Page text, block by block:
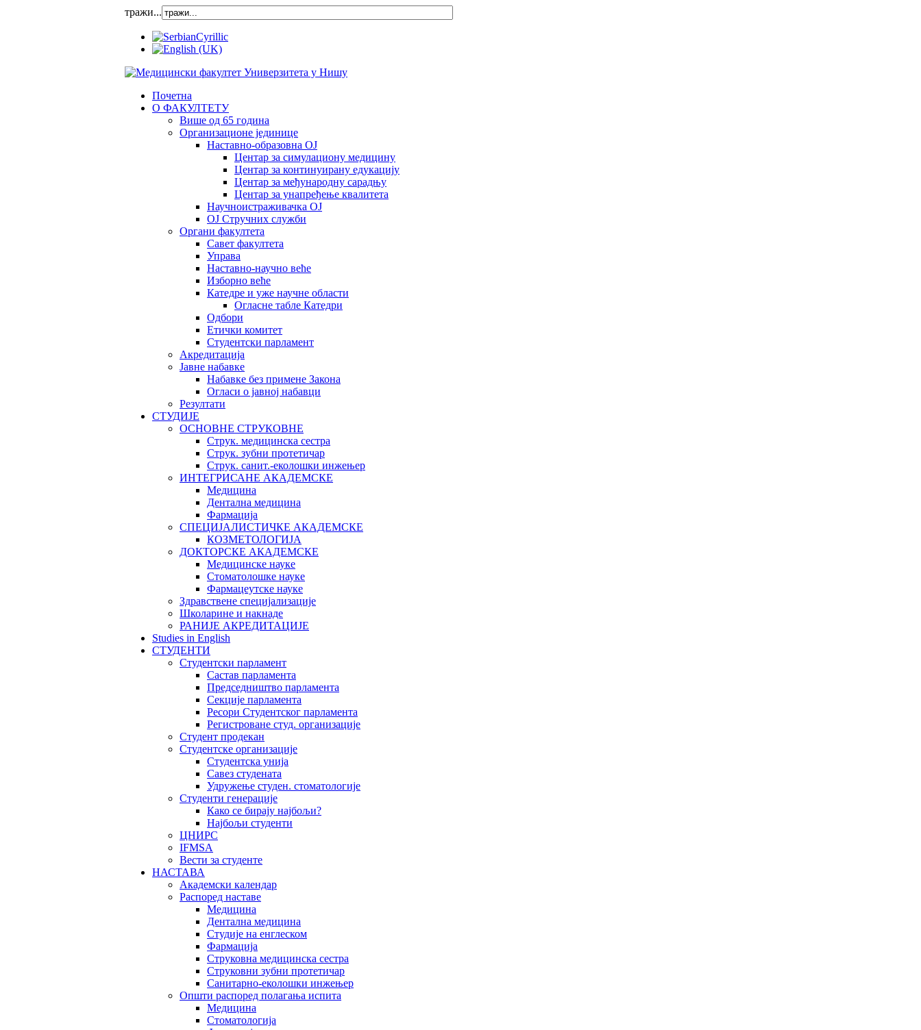
тражи...
Почетна
О ФАКУЛТЕТУ
Више од 65 година
Организационе јединице
Наставно-образовна OJ
Центар за симулациону медицину
Центар за континуирану едукацију
Центар за међународну сарадњу
Центар за унапређење квалитета
Научноистраживачка ОЈ
OJ Стручних служби
Органи факултета
Савет факултета
Управа
Наставно-научно веће
Изборно веће
Катедре и уже научне области
Огласне табле Катедри
Одбори
Етички комитет
Студентски парламент
Акредитација
Јавне набавке
Набавке без примене Закона
Огласи о јавној набавци
Резултати
СТУДИЈЕ
ОСНОВНЕ СТРУКОВНЕ
Струк. медицинска сестра
Струк. зубни протетичар
Струк. санит.-еколошки инжењер
ИНТЕГРИСАНЕ АКАДЕМСКЕ
Медицина
Дентална медицина
Фармација
СПЕЦИЈАЛИСТИЧКЕ АКАДЕМСКЕ
КОЗМЕТОЛОГИЈА
ДОКТОРСКЕ АКАДЕМСКЕ
Медицинске науке
Стоматолошке науке
Фармацеутске науке
Здравствене специјализације
Школарине и накнаде
РАНИЈЕ АКРЕДИТАЦИЈЕ
Studies in English
СТУДЕНТИ
Студентски парламент
Састав парламента
Председништво парламента
Секције парламента
Ресори Студентског парламента
Регистроване студ. организације
Студент продекан
Студентске организације
Студентска унија
Савез студената
Удружење студен. стоматологије
Студенти генерације
Како се бирају најбољи?
Најбољи студенти
ЦНИРС
IFMSA
Вести за студенте
НАСТАВА
Академски календар
Распоред наставе
Медицина
Дентална медицина
Студије на енглеском
Фармација
Струковна медицинска сестра
Струковни зубни протетичар
Санитарно-еколошки инжењер
Општи распоред полагања испита
Медицина
Стоматологија